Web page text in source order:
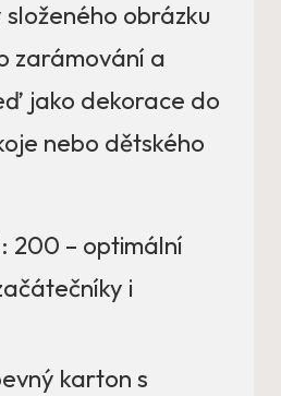
obrázku
zarámování a
jako dekorace do
nebo dětského
200 – optimální
i
karton s